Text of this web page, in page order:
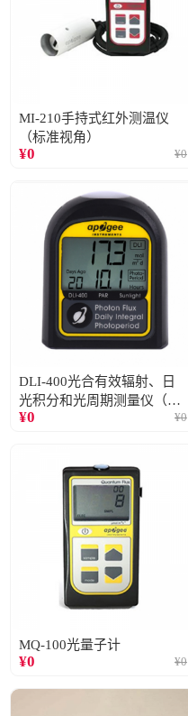
MI-210手持式红外测温仪
（标准视角）
¥0 ¥0
DLI-400光合有效辐射、日
光积分和光周期测量仪（仅
阳光）
¥0 ¥0
MQ-100光量子计
¥0 ¥0